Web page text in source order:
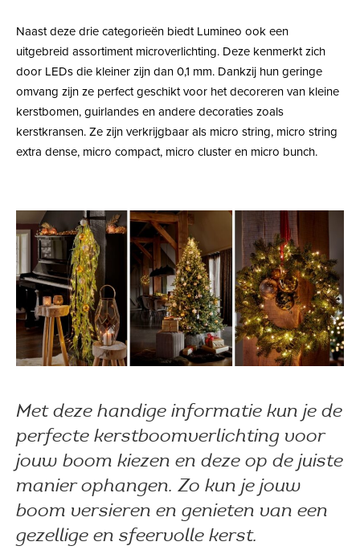
Naast deze drie categorieën biedt Lumineo ook een
uitgebreid assortiment microverlichting. Deze kenmerkt zich
door LEDs die kleiner zijn dan 0,1 mm. Dankzij hun geringe
omvang zijn ze perfect geschikt voor het decoreren van kleine
kerstbomen, guirlandes en andere decoraties zoals
kerstkransen. Ze zijn verkrijgbaar als micro string, micro string
extra dense, micro compact, micro cluster en micro bunch.
Met deze handige informatie kun je de
perfecte kerstboomverlichting voor
jouw boom kiezen en deze op de juiste
manier ophangen. Zo kun je jouw
boom versieren en genieten van een
gezellige en sfeervolle kerst.